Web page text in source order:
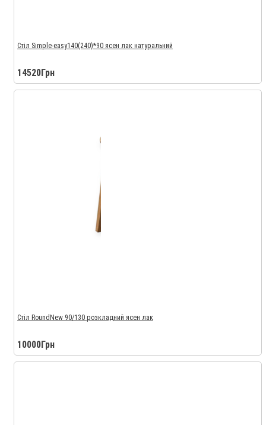
Стіл Simple-easy140(240)*90 ясен лак натуральний
14520Грн
Стіл RoundNew 90/130 розкладний ясен лак
10000Грн